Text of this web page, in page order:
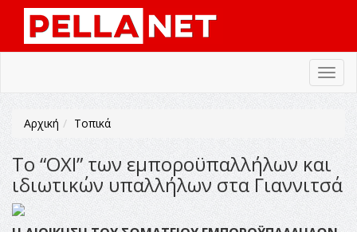
Αρχική Τοπικά
To “OXI” των εμποροϋπαλλήλων και
ιδιωτικών υπαλλήλων στα Γιαννιτσά